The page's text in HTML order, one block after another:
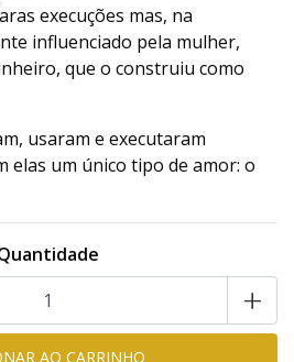
execuções mas, na
influenciado pela mulher,
que o construiu como
usaram e executaram
elas um único tipo de amor: o
+